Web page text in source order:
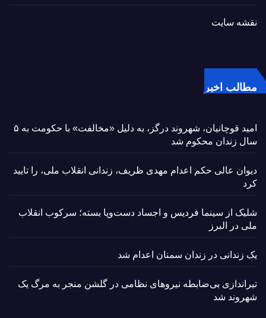
نقشه سایت
مطالب اخیر
امید قوچانیان، شهروند درگز، به دلیل «مخالفت» با حکومت به ۵
سال زندان محکوم شد
دیوان عالی حکم اعدام مهدی ظریف، زندانی انقلاب ملی، را تایید
کرد
شلیک از سینما فردیس و اجساد دست‌وپا بسته؛ سرکوب انقلاب
ملی در البرز
یک زندانی در زندان سمنان اعدام شد
تیراندازی بی‌ضابطه نیروهای نظامی در گلشن منجر به مرگ یک
شهروند شد